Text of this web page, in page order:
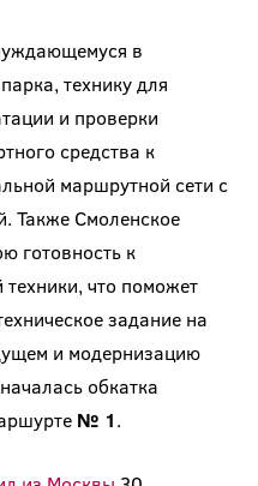
в
технику для
и проверки
средства к
маршрутной сети с
Также Смоленское
готовность к
что поможет
задание на
и модернизацию
обкатка
№ 1.